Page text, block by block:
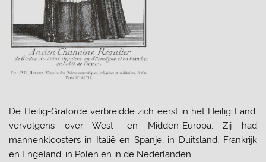
De Heilig-Graforde verbreidde zich eerst in het Heilig Land,
vervolgens over West- en Midden-Europa. Zij had
mannenkloosters in Italië en Spanje, in Duitsland, Frankrijk
en Engeland, in Polen en in de Nederlanden.